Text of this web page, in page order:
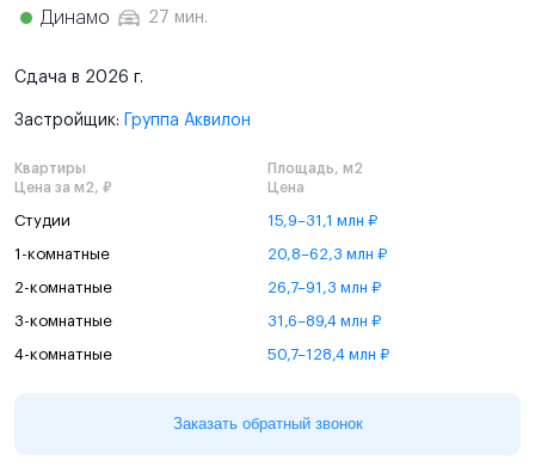
Динамо 27 мин.
Сдача в 2026 г.
Застройщик: Группа Аквилон
Квартиры
Площадь, м2
Цена за м2, ₽
Цена
Студии 15,9–31,1 млн ₽
1-комнатные 20,8–62,3 млн ₽
2-комнатные 26,7–91,3 млн ₽
3-комнатные 31,6–89,4 млн ₽
4-комнатные 50,7–128,4 млн ₽
Заказать обратный звонок